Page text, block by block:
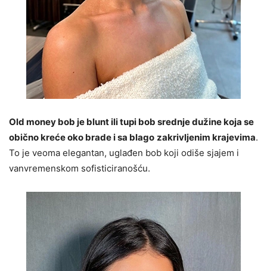
Old money bob je blunt ili tupi bob srednje dužine koja se
obično kreće oko brade i sa blago zakrivljenim krajevima.
To je veoma elegantan, uglađen bob koji odiše sjajem i
vanvremenskom sofisticiranošću.